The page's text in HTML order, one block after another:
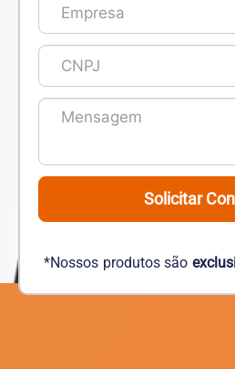
Solicitar
*Nossos produtos são